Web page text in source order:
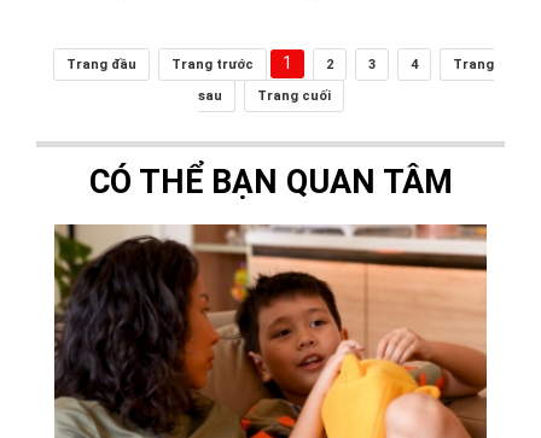
Trang đầu Trang trước 1 2 3 4
Trang
sau
Trang cuối
CÓ THỂ BẠN QUAN TÂM